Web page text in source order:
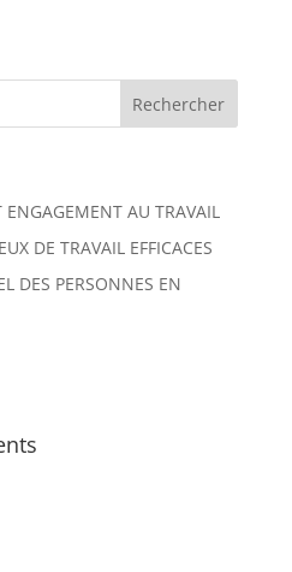
AU TRAVAIL
DE TRAVAIL EFFICACES
DES PERSONNES EN